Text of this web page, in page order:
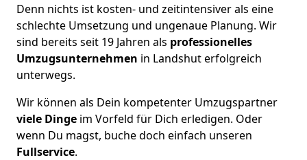
Denn nichts ist kosten- und zeitintensiver als eine
schlechte Umsetzung und ungenaue Planung. Wir
sind bereits seit 19 Jahren als professionelles
Umzugsunternehmen in Landshut erfolgreich
unterwegs.
Wir können als Dein kompetenter Umzugspartner
viele Dinge im Vorfeld für Dich erledigen. Oder
wenn Du magst, buche doch einfach unseren
Fullservice.